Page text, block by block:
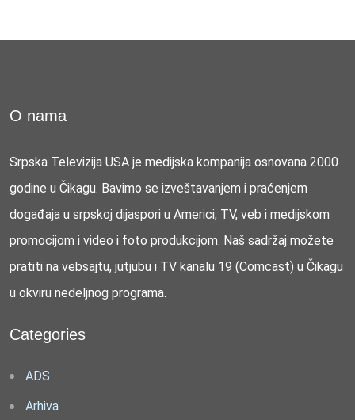
O nama
Srpska Televizija USA je medijska kompanija osnovana 2000
godine u Čikagu. Bavimo se izveštavanjem i praćenjem
događaja u srpskoj dijaspori u Americi, TV, veb i medijskom
promocijom i video i foto produkcijom. Naš sadržaj možete
pratiti na vebsajtu, jutjubu i TV kanalu 19 (Comcast) u Čikagu
u okviru nedeljnog programa.
Categories
ADS
Arhiva